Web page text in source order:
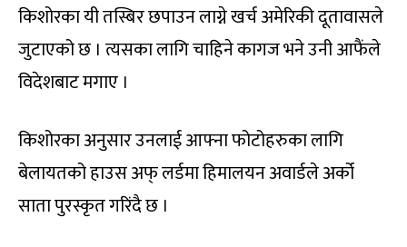
किशोरका यी तस्बिर छपाउन लाग्ने खर्च अमेरिकी दूतावासले
जुटाएको छ । त्यसका लागि चाहिने कागज भने उनी आफैंले
विदेशबाट मगाए ।
किशोरका अनुसार उनलाई आफ्ना फोटोहरुका लागि
बेलायतको हाउस अफ् लर्डमा हिमालयन अवार्डले अर्को
साता पुरस्कृत गरिंदै छ ।